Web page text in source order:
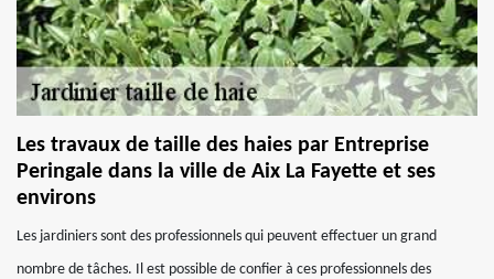
Les travaux de taille des haies par Entreprise
Peringale dans la ville de Aix La Fayette et ses
environs
Les jardiniers sont des professionnels qui peuvent effectuer un grand
nombre de tâches. Il est possible de confier à ces professionnels des